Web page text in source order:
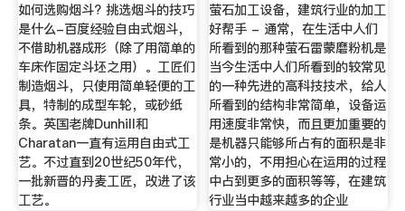
如何选购烟斗? 挑选烟斗的技巧
是什么-百度经验自由式烟斗，
不借助机器成形（除了用简单的
车床作固定斗坯之用）。工匠们
制造烟斗，只使用简单轻便的工
具，特制的成型车轮，或砂纸
条。英国老牌Dunhill和
Charatan一直有运用自由式工
艺。不过直到20世纪50年代，
一批新晋的丹麦工匠，改进了该
工艺。
萤石加工设备，建筑行业的加工
好帮手 - 通常，在生活中人们
所看到的那种萤石雷蒙磨粉机是
当今生活中人们所看到的较常见
的一种先进的高科技技术，给人
所看到的结构非常简单，设备运
用速度非常快，而且更加重要的
是机器只能够所占有的面积是非
常小的，不用担心在运用的过程
中占到更多的面积等等，在建筑
行业当中越来越多的企业